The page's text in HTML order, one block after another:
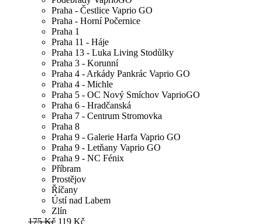
Praha - Čestlice Vaprio GO
Praha - Horní Počernice
Praha 1
Praha 11 - Háje
Praha 13 - Luka Living Stodůlky
Praha 3 - Korunní
Praha 4 - Arkády Pankrác Vaprio GO
Praha 4 - Michle
Praha 5 - OC Nový Smíchov VaprioGO
Praha 6 - Hradčanská
Praha 7 - Centrum Stromovka
Praha 8
Praha 9 - Galerie Harfa Vaprio GO
Praha 9 - Letňany Vaprio GO
Praha 9 - NC Fénix
Příbram
Prostějov
Říčany
Ústí nad Labem
Zlín
175 Kč 119 Kč